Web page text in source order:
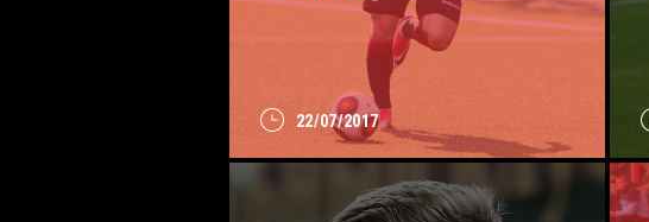
22/07/2017